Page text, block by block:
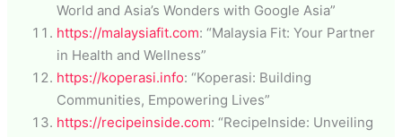
World and Asia’s Wonders with Google Asia”
https://malaysiafit.com: “Malaysia Fit: Your Partner
in Health and Wellness”
https://koperasi.info: “Koperasi: Building
Communities, Empowering Lives”
https://recipeinside.com: “RecipeInside: Unveiling